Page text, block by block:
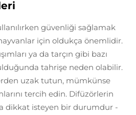
güvenliği sağlamak
için oldukça önemlidir.
ya da tarçın gibi bazı
tahrişe neden olabilir.
uzak tutun, mümkünse
tercih edin. Difüzörlerin
dikkat isteyen bir durumdur -